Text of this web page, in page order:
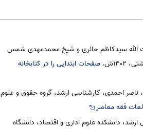
الله سیدکاظم حائری و شیخ محمدمهدی شمس
صفحات ابتدایی را در کتابخانه
احمدی، کارشناسی ارشد، گروه حقوق و علوم
فقه معاصر
دانشکده علوم اداری و اقتصاد، دانشگاه